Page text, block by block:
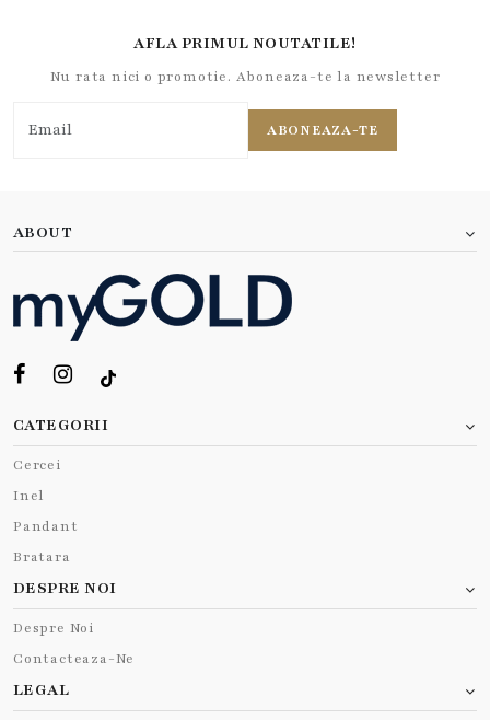
AFLA PRIMUL NOUTATILE!
Nu rata nici o promotie. Aboneaza-te la newsletter
ABONEAZA-TE
ABOUT
CATEGORII
Cercei
Inel
Pandant
Bratara
DESPRE NOI
Despre Noi
Contacteaza-Ne
LEGAL